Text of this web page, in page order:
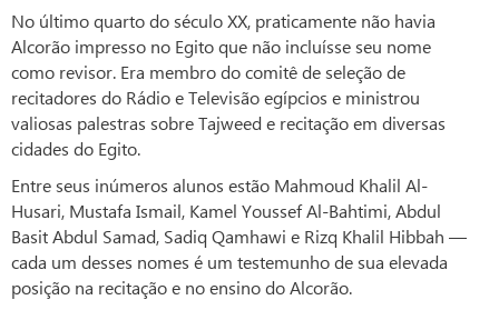
No último quarto do século XX, praticamente não havia
Alcorão impresso no Egito que não incluísse seu nome
como revisor. Era membro do comitê de seleção de
recitadores do Rádio e Televisão egípcios e ministrou
valiosas palestras sobre Tajweed e recitação em diversas
cidades do Egito.
Entre seus inúmeros alunos estão Mahmoud Khalil Al-
Husari, Mustafa Ismail, Kamel Youssef Al-Bahtimi, Abdul
Basit Abdul Samad, Sadiq Qamhawi e Rizq Khalil Hibbah —
cada um desses nomes é um testemunho de sua elevada
posição na recitação e no ensino do Alcorão.